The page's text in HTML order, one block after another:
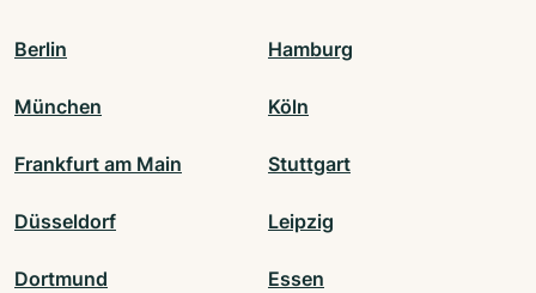
Berlin Hamburg
München Köln
Frankfurt am Main Stuttgart
Düsseldorf Leipzig
Dortmund Essen